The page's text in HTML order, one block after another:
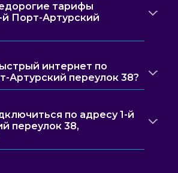
тарифы
й Порт-Артурский
интернет по
Артурский переулок 38?
по адресу 1-й
переулок 38,